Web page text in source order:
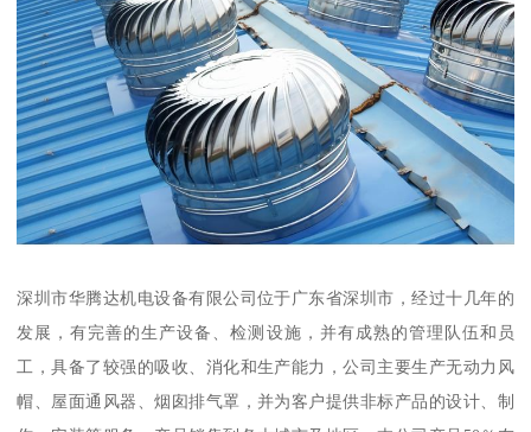
深圳市华腾达机电设备有限公司位于广东省深圳市，经过十几年的
发展，有完善的生产设备、检测设施，并有成熟的管理队伍和员
工，具备了较强的吸收、消化和生产能力，公司主要生产无动力风
帽、屋面通风器、烟囱排气罩，并为客户提供非标产品的设计、制